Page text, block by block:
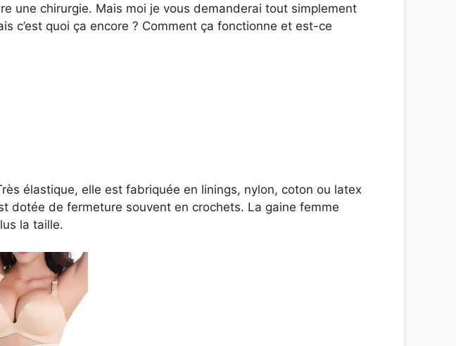
une chirurgie. Mais moi je vous demanderai tout simplement
c’est quoi ça encore ? Comment ça fonctionne et est-ce
élastique, elle est fabriquée en linings, nylon, coton ou latex
dotée de fermeture souvent en crochets. La gaine femme
la taille.